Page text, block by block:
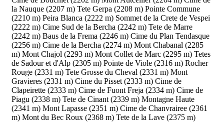
la Nauque (2207 m) Tete Gerpa (2208 m) Pointe Commune
(2210 m) Peira Blanca (2222 m) Sommet de la Crete de Vespei
(2222 m) Cime Sud de la Bercha (2242 m) Tete de Marre
(2242 m) Baus de la Frema (2246 m) Cime du Plan Tendasque
(2256 m) Cime de la Bercha (2274 m) Mont Chabanal (2285
m) Mont Chajol (2293 m) Mont Collet de Marc (2295 m) Tetes
de Sadour et d'Alp (2305 m) Pointe de Viole (2316 m) Rocher
Rouge (2331 m) Tete Grosse du Cheval (2331 m) Mont
Gravieres (2331 m) Cime du Pisset (2333 m) Cime de
Clapeirette (2333 m) Cime de Fuont Freja (2334 m) Cime de
Piagu (2338 m) Tete de Cinant (2339 m) Montagne Haute
(2341 m) Mont Lapasse (2351 m) Cime de Chanvrairee (2361
m) Mont du Bec Roux (2368 m) Tete de la Lave (2375 m)